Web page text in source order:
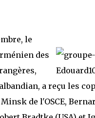
le
des
a reçu les
de l'OSCE,